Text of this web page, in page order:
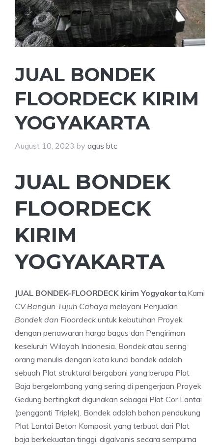
JUAL BONDEK
FLOORDECK KIRIM
YOGYAKARTA
August 10, 2023 by agus btc
JUAL BONDEK
FLOORDECK
KIRIM
YOGYAKARTA
JUAL BONDEK-FLOORDECK kirim Yogyakarta ,Kami
CV.Bangun Tujuh Cahaya melayani Penjualan
Bondek dan Floordeck untuk kebutuhan Proyek
dengan penawaran harga bagus dan Pengiriman
keseluruh Wilayah Indonesia. Bondek atau sering
orang menulis dengan kata kunci bondek adalah
sebuah Plat struktural bergabani yang berupa Plat
Baja bergelombang yang sering di pengerjaan Proyek
Gedung bertingkat digunakan sebagai Plat Cor Lantai
(pengganti Triplek). Bondek adalah bahan pendukung
Plat Lantai Beton Komposit yang terbuat dari Plat
baja berkekuatan tinggi, digalvanis secara sempurna